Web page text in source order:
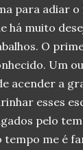
para adiar o
há muito
O
Um
acender a
esses
pelo
tempo me é